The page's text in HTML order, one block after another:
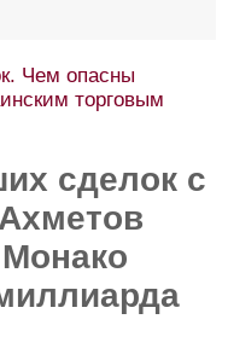
Чем опасны
торговым
сделок с